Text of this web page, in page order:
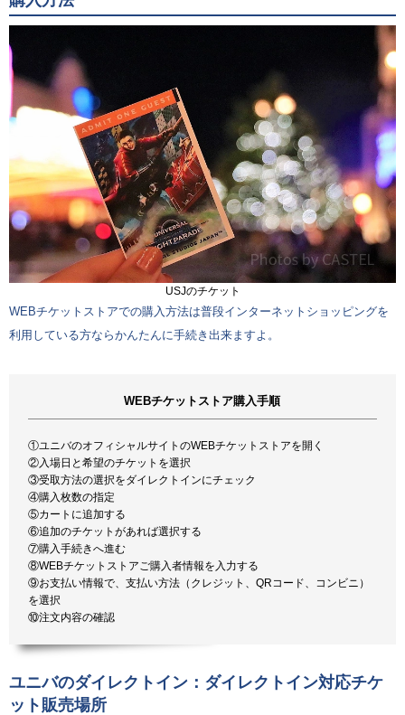
USJのチケット
WEBチケットストアでの購入方法は普段インターネットショッピングを
利用している方ならかんたんに手続き出来ますよ。
WEBチケットストア購入手順
①ユニバのオフィシャルサイトのWEBチケットストアを開く
②入場日と希望のチケットを選択
③受取方法の選択をダイレクトインにチェック
④購入枚数の指定
⑤カートに追加する
⑥追加のチケットがあれば選択する
⑦購入手続きへ進む
⑧WEBチケットストアご購入者情報を入力する
⑨お支払い情報で、支払い方法（クレジット、QRコード、コンビニ）
を選択
⑩注文内容の確認
ユニバのダイレクトイン：ダイレクトイン対応チケ
ット販売場所